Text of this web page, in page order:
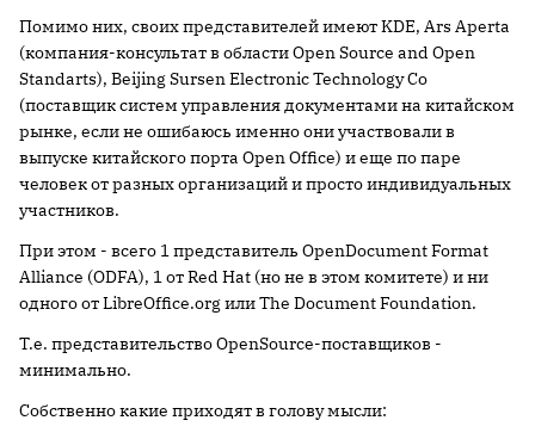
Помимо них, своих представителей имеют KDE, Ars Aperta
(компания-консультат в области Open Source and Open
Standarts), Beijing Sursen Electronic Technology Co
(поставщик систем управления документами на китайском
рынке, если не ошибаюсь именно они участвовали в
выпуске китайского порта Open Office) и еще по паре
человек от разных организаций и просто индивидуальных
участников.
При этом - всего 1 представитель OpenDocument Format
Alliance (ODFA), 1 от Red Hat (но не в этом комитете) и ни
одного от LibreOffice.org или The Document Foundation.
Т.е. представительство OpenSource-поставщиков -
минимально.
Собственно какие приходят в голову мысли: